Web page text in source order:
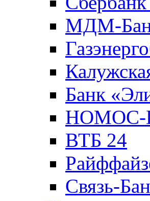
МДМ-
Банк
НОМОС-
ВТБ 24
Связь-